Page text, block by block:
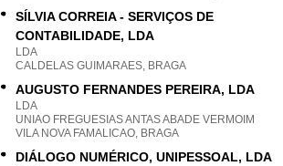
SÍLVIA CORREIA - SERVIÇOS DE
CONTABILIDADE, LDA
LDA
CALDELAS GUIMARAES, BRAGA
AUGUSTO FERNANDES PEREIRA, LDA
LDA
UNIAO FREGUESIAS ANTAS ABADE VERMOIM
VILA NOVA FAMALICAO, BRAGA
DIÁLOGO NUMÉRICO, UNIPESSOAL, LDA